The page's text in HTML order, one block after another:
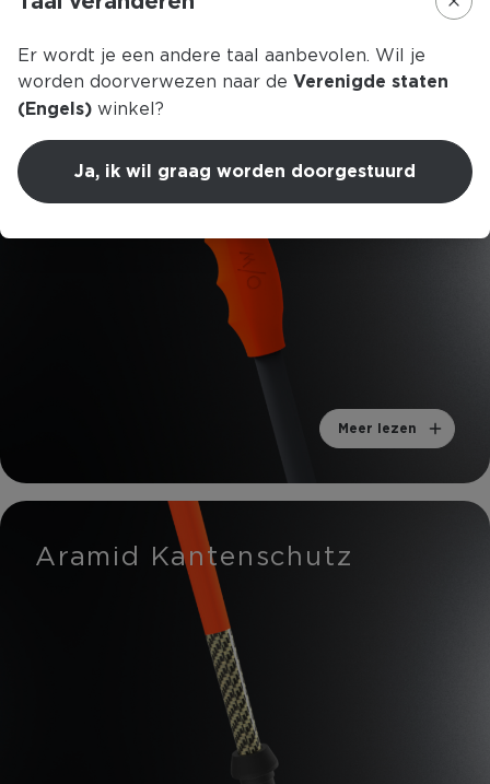
Ergo Grip Pro
Meer lezen
Aramid Kantenschutz
Er wordt je een andere taal aanbevolen. Wil je
worden doorverwezen naar de Verenigde staten
(Engels) winkel?
Ja, ik wil graag worden doorgestuurd